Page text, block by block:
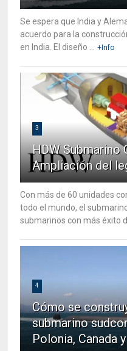
Se espera que India y
acuerdo para la
en India. El diseño ...
+Info
3
HDW Submarino
Ampliación del
Con más de 60 unidades
todo el mundo, el
submarinos con más éxito
4
Cómo se
submarino
Polonia, Canada